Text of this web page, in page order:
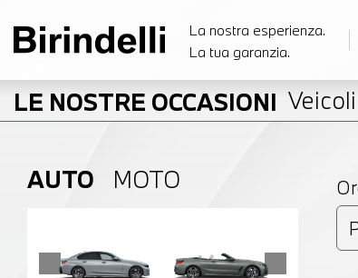
La nostra esperienza.
La tua garanzia.
LE NOSTRE OCCASIONI
AUTO MOTO